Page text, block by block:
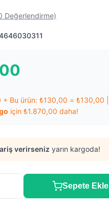
Değerlendirme)
+ Bu ürün: ₺130,00 = ₺130,00
için ₺1.870,00 daha!
verirseniz yarın kargoda!
Sepete Ekle